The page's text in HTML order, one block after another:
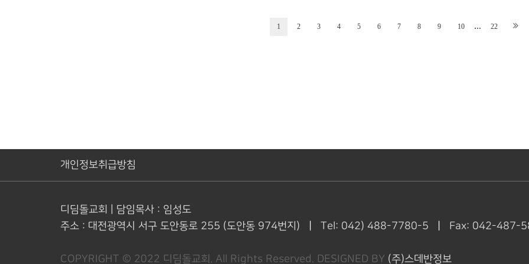
1 2 3 4 5 6 7 8 9 10 ... 22
개인정보취급방침
디딤돌교회 | 담임목사 : 임성도
주소 : 대전광역시 서구 도안동로 255 (도안동 974번지) Tel: 042) 488-7780-5 Fax: 042-487-
COPYRIGHT © 2022 디딤돌교회. All Rights Reserved. DESIGNED BY (주)스데반정보